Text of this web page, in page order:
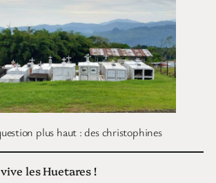
plus haut : des christophines
les Huetares !